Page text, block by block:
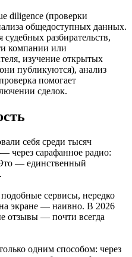
diligence (проверки
общедоступных данных.
разбирательств,
компании или
изучение открытых
публикуются), анализ
помогает
сделок.
себя среди тысяч
через сарафанное радио:
— единственный
сервисы, нередко
экране — наивно. В 2026
отзывы — почти всегда
одним способом: через